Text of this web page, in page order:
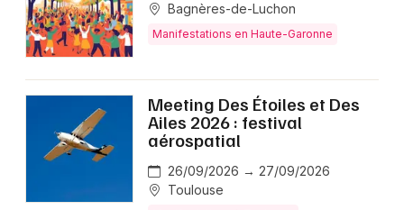
Bagnères-de-Luchon
Manifestations en Haute-Garonne
Meeting Des Étoiles et Des
Ailes 2026 : festival
aérospatial
26/09/2026 → 27/09/2026
Toulouse